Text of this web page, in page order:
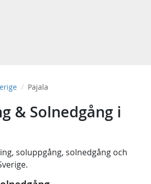
Pajala
& Solnedgång i
, soluppgång, solnedgång och
.